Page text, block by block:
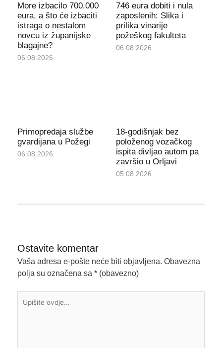
More izbacilo 700.000
eura, a što će izbaciti
istraga o nestalom
novcu iz županijske
blagajne?
06.08.2026
746 eura dobiti i nula
zaposlenih: Slika i
prilika vinarije
požeškog fakulteta
06.08.2026
Primopredaja službe
gvardijana u Požegi
06.08.2026
18-godišnjak bez
položenog vozačkog
ispita divljao autom pa
završio u Orljavi
05.08.2026
Ostavite komentar
Vaša adresa e-pošte neće biti objavljena. Obavezna
polja su označena sa * (obavezno)
ovdje...